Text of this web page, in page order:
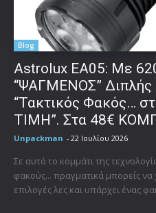
Blog
Astrolux ΕΑ05: Με
“ΨΑΓΜΕΝΟΣ” Διπλής
“Τακτικός Φακός…
ΤΙΜΗ”. Στα 48€
Unpackman - 22 Ιουλίου 2026
Σε αυτό το κομμάτι της
φακούς... πραγματικά μπορείς να
επιλογές λες και υπάρχει ένας